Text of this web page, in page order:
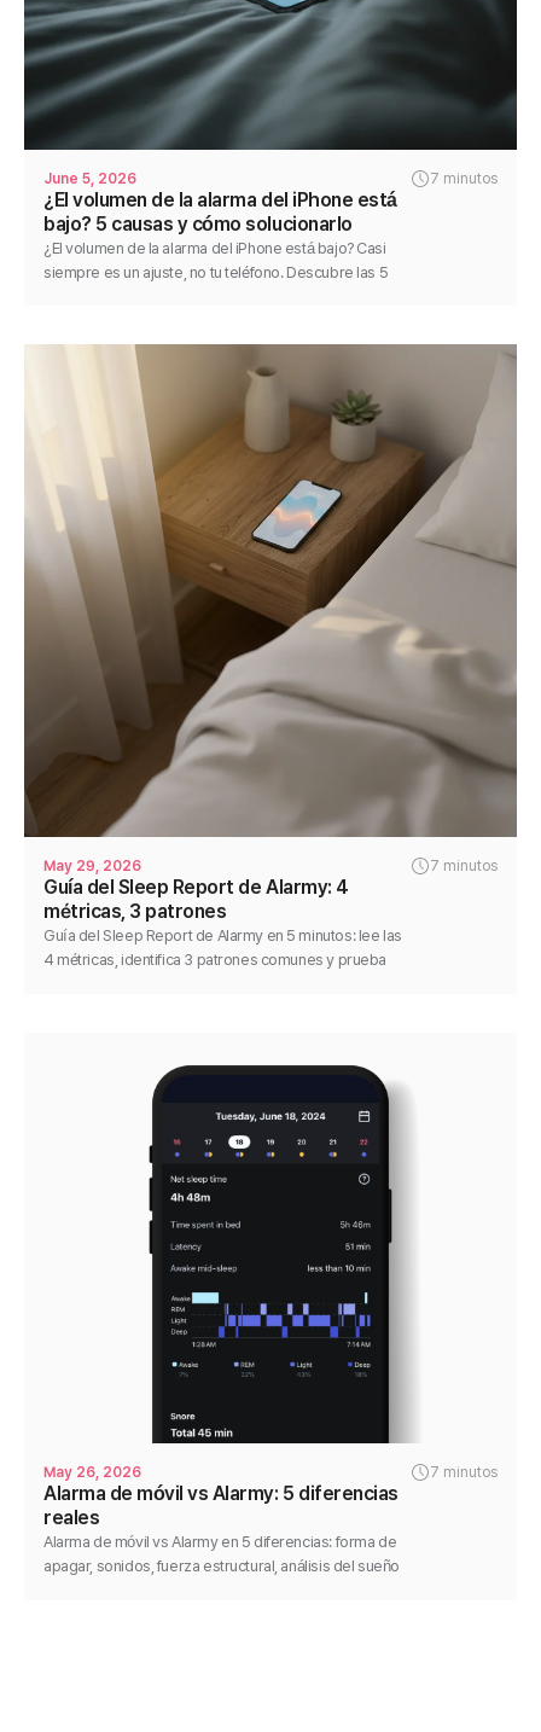
June 5, 2026 7 minutos
¿El volumen de la alarma del iPhone está
bajo? 5 causas y cómo solucionarlo
¿El volumen de la alarma del iPhone está bajo? Casi
siempre es un ajuste, no tu teléfono. Descubre las 5
May 29, 2026 7 minutos
Guía del Sleep Report de Alarmy: 4
métricas, 3 patrones
Guía del Sleep Report de Alarmy en 5 minutos: lee las
4 métricas, identifica 3 patrones comunes y prueba
May 26, 2026 7 minutos
Alarma de móvil vs Alarmy: 5 diferencias
reales
Alarma de móvil vs Alarmy en 5 diferencias: forma de
apagar, sonidos, fuerza estructural, análisis del sueño